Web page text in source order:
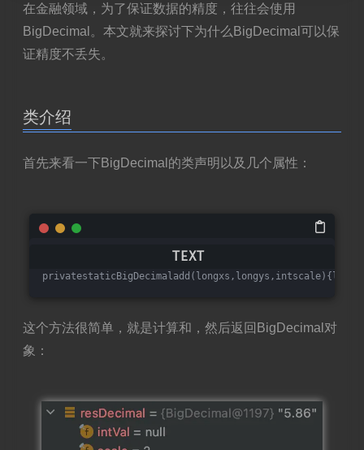
在金融领域，为了保证数据的精度，往往会使用
BigDecimal。本文就来探讨下为什么BigDecimal可以保
证精度不丢失。
类介绍
首先来看一下BigDecimal的类声明以及几个属性：
这个方法很简单，就是计算和，然后返回BigDecimal对
象：